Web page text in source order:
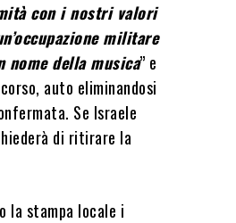
con i nostri valori
militare
della musica” e
auto eliminandosi
Se Israele
di ritirare la
la stampa locale i